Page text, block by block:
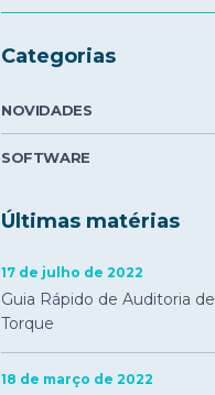
Categorias
NOVIDADES
SOFTWARE
Últimas matérias
17 de julho de 2022
Guia Rápido de Auditoria de
Torque
18 de março de 2022